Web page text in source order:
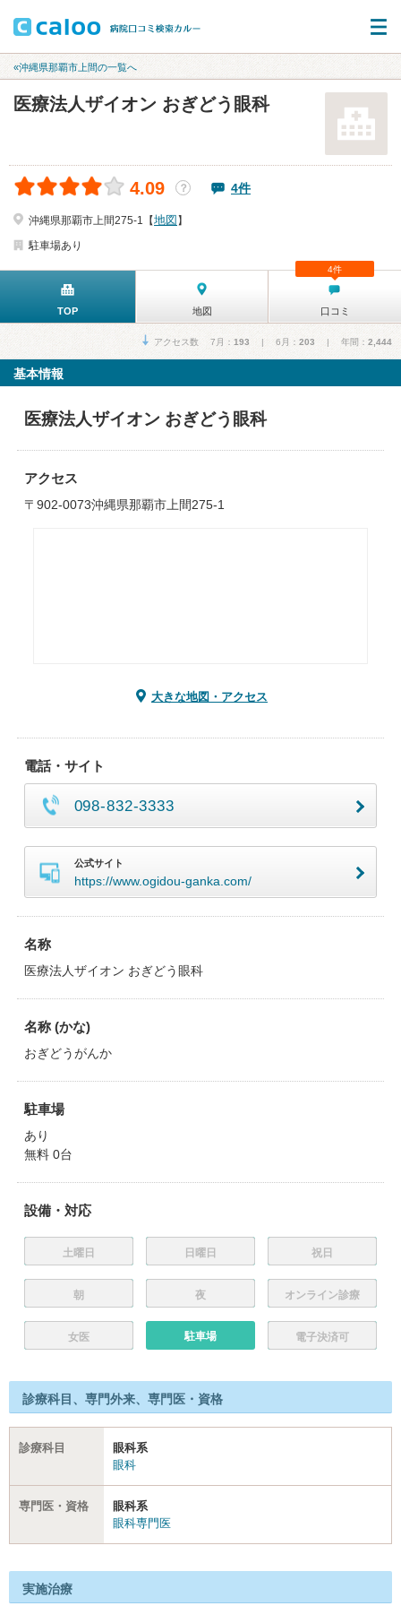
«沖縄県那覇市上間の一覧へ
医療法人ザイオン おぎどう眼科
4.09 ？ 4件
沖縄県那覇市上間275-1【地図 】
駐車場あり
TOP 地図 口コミ
4件
アクセス数 7月： 193 | 6月： 203 | 年間： 2,444
基本情報
医療法人ザイオン おぎどう眼科
アクセス
〒902-0073沖縄県那覇市上間275-1
大きな地図・アクセス
電話・サイト
098-832-3333
公式サイト
https://www.ogidou-ganka.com/
名称
医療法人ザイオン おぎどう眼科
名称 (かな)
おぎどうがんか
駐車場
あり
無料 0台
設備・対応
土曜日 日曜日 祝日
朝 夜 オンライン診療
女医 駐車場 電子決済可
診療科目、専門外来、専門医・資格
診療科目
眼科系
眼科
専門医・資格
眼科系
眼科専門医
実施治療